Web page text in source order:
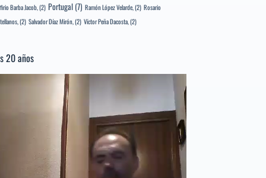
Barba Jacob,(2) Portugal (7) Ramón López Velarde,(2) Rosario
(2) Salvador Díaz Mirón,(2) Víctor Peña Dacosta,(2)
20 años